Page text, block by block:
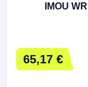
IMOU
65,17 €